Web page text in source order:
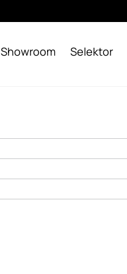
Showroom Selektor